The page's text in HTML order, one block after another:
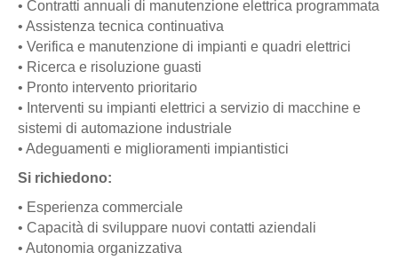
• Contratti annuali di manutenzione elettrica programmata
• Assistenza tecnica continuativa
• Verifica e manutenzione di impianti e quadri elettrici
• Ricerca e risoluzione guasti
• Pronto intervento prioritario
• Interventi su impianti elettrici a servizio di macchine e
sistemi di automazione industriale
• Adeguamenti e miglioramenti impiantistici
Si richiedono:
• Esperienza commerciale
• Capacità di sviluppare nuovi contatti aziendali
• Autonomia organizzativa